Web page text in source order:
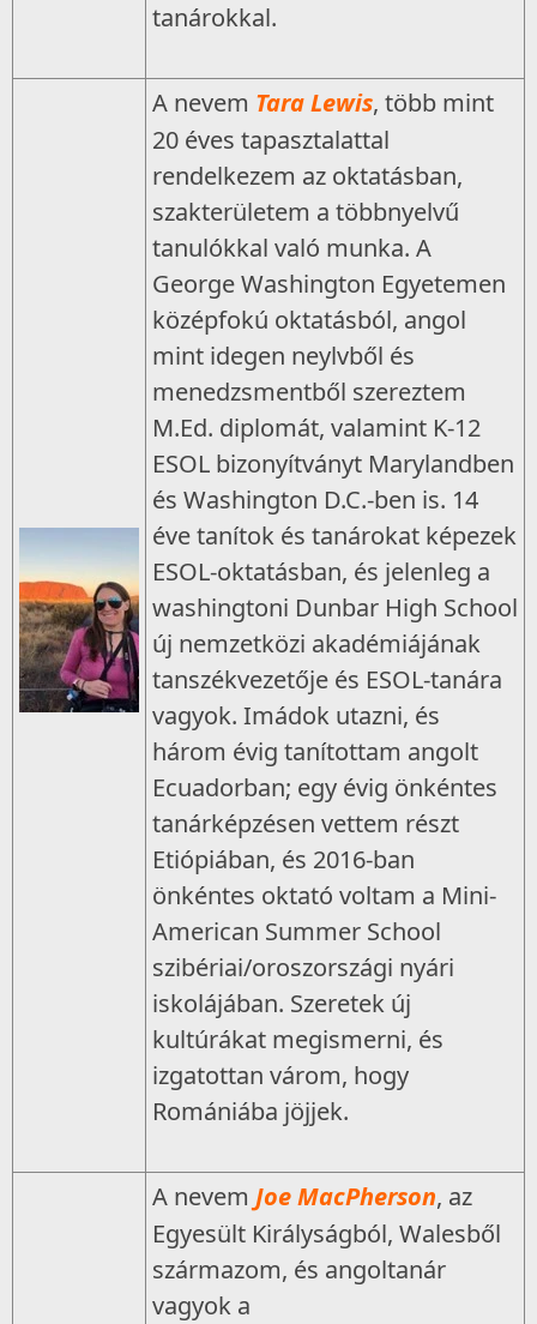
tanárokkal.
A nevem Tara Lewis, több mint
20 éves tapasztalattal
rendelkezem az oktatásban,
szakterületem a többnyelvű
tanulókkal való munka. A
George Washington Egyetemen
középfokú oktatásból, angol
mint idegen neylvből és
menedzsmentből szereztem
M.Ed. diplomát, valamint K-12
ESOL bizonyítványt Marylandben
és Washington D.C.-ben is. 14
éve tanítok és tanárokat képezek
ESOL-oktatásban, és jelenleg a
washingtoni Dunbar High School
új nemzetközi akadémiájának
tanszékvezetője és ESOL-tanára
vagyok. Imádok utazni, és
három évig tanítottam angolt
Ecuadorban; egy évig önkéntes
tanárképzésen vettem részt
Etiópiában, és 2016-ban
önkéntes oktató voltam a Mini-
American Summer School
szibériai/oroszországi nyári
iskolájában. Szeretek új
kultúrákat megismerni, és
izgatottan várom, hogy
Romániába jöjjek.
A nevem Joe MacPherson, az
Egyesült Királyságból, Walesből
származom, és angoltanár
vagyok a